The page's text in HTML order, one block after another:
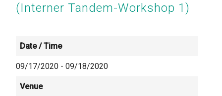
(Interner Tandem-Workshop 1)
Date / Time
09/17/2020 - 09/18/2020
Venue